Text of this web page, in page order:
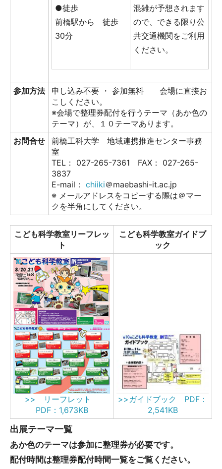
●徒歩
前橋駅から 徒歩
30分
混雑が予想されます
ので、できる限り公
共交通機関をご利用
ください。
参加方法
申し込み不要 ・ 参加無料 会場に直接お
こしください。
※会場で整理券配付を行うテーマ（あか色の
テーマ）が、１０テーマあります。
お問合せ
前橋工科大学 地域連携推進センター事務
室
TEL： 027-265-7361 FAX： 027-265-
3837
E-mail： chiiki＠maebashi-it.ac.jp
※ メールアドレスをコピーする際は＠マー
クを半角にしてください。
こども科学教室リーフレッ
ト
こども科学教室ガイドブ
ック
>> リーフレット
PDF：1,673KB
>>ガイドブック PDF：
2,541KB
出展テーマ一覧
あか色のテーマは参加に整理券が必要です。
配付時間は整理券配付時間一覧をご覧ください。